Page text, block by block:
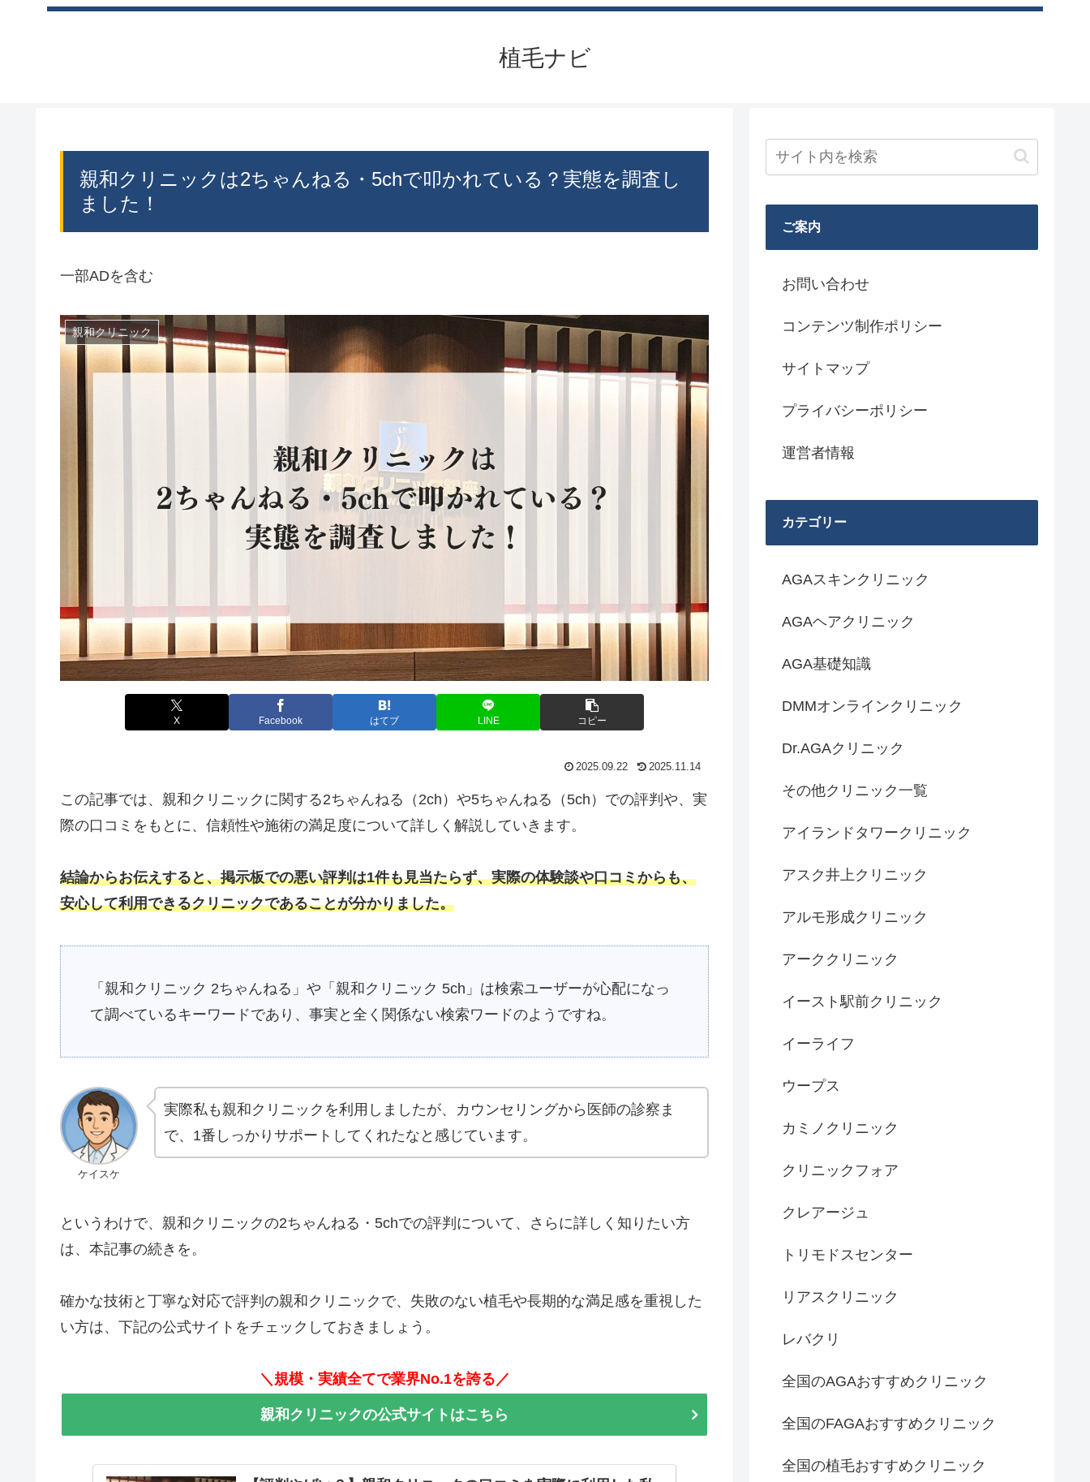
植毛ナビ
親和クリニックは2ちゃんねる・5chで叩かれている？実態を調査し
ました！
一部ADを含む
親和クリニック
X Facebook はてブ LINE コピー
2025.09.22 2025.11.14
この記事では、親和クリニックに関する2ちゃんねる（2ch）や5ちゃんねる（5ch）での評判や、実
際の口コミをもとに、信頼性や施術の満足度について詳しく解説していきます。
結論からお伝えすると、掲示板での悪い評判は1件も見当たらず、実際の体験談や口コミからも、
安心して利用できるクリニックであることが分かりました。
「親和クリニック 2ちゃんねる」や「親和クリニック 5ch」は検索ユーザーが心配になっ
て調べているキーワードであり、事実と全く関係ない検索ワードのようですね。
ケイスケ
実際私も親和クリニックを利用しましたが、カウンセリングから医師の診察ま
で、1番しっかりサポートしてくれたなと感じています。
というわけで、親和クリニックの2ちゃんねる・5chでの評判について、さらに詳しく知りたい方
は、本記事の続きを。
確かな技術と丁寧な対応で評判の親和クリニックで、失敗のない植毛や長期的な満足感を重視した
い方は、下記の公式サイトをチェックしておきましょう。
＼規模・実績全てで業界No.1を誇る／
親和クリニックの公式サイトはこちら
ご案内
お問い合わせ
コンテンツ制作ポリシー
サイトマップ
プライバシーポリシー
運営者情報
カテゴリー
AGAスキンクリニック
AGAヘアクリニック
AGA基礎知識
DMMオンラインクリニック
Dr.AGAクリニック
その他クリニック一覧
アイランドタワークリニック
アスク井上クリニック
アルモ形成クリニック
アーククリニック
イースト駅前クリニック
イーライフ
ウープス
カミノクリニック
クリニックフォア
クレアージュ
トリモドスセンター
リアスクリニック
レバクリ
全国のAGAおすすめクリニック
全国のFAGAおすすめクリニック
全国の植毛おすすめクリニック